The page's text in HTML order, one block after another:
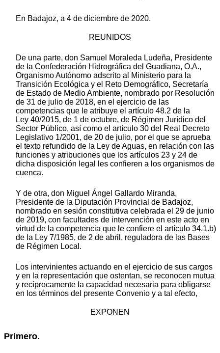
En Badajoz, a 4 de diciembre de 2020.
REUNIDOS
De una parte, don Samuel Moraleda Ludeña, Presidente
de la Confederación Hidrográfica del Guadiana, O.A.,
Organismo Autónomo adscrito al Ministerio para la
Transición Ecológica y el Reto Demográfico, Secretaría
de Estado de Medio Ambiente, nombrado por Resolución
de 31 de julio de 2018, en el ejercicio de las
competencias que le atribuye el artículo 48.2 de la
Ley 40/2015, de 1 de octubre, de Régimen Jurídico del
Sector Público, así como el artículo 30 del Real Decreto
Legislativo 1/2001, de 20 de julio, por el que se aprueba
el texto refundido de la Ley de Aguas, en relación con las
funciones y atribuciones que los artículos 23 y 24 de
dicha disposición legal les confieren a los organismos de
cuenca.
Y de otra, don Miguel Ángel Gallardo Miranda,
Presidente de la Diputación Provincial de Badajoz,
nombrado en sesión constitutiva celebrada el 29 de junio
de 2019, con facultades de intervención en este acto en
virtud de la competencia que le confiere el artículo 34.1.b)
de la Ley 7/1985, de 2 de abril, reguladora de las Bases
de Régimen Local.
Los intervinientes actuando en el ejercicio de sus cargos
y en la representación que ostentan, se reconocen mutua
y recíprocamente la capacidad necesaria para obligarse
en los términos del presente Convenio y a tal efecto,
EXPONEN
Primero.